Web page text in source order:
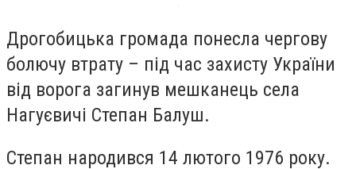
Дрогобицька громада понесла чергову
болючу втрату – під час захисту України
від ворога загинув мешканець села
Нагуєвичі Степан Балуш.
Степан народився 14 лютого 1976 року.